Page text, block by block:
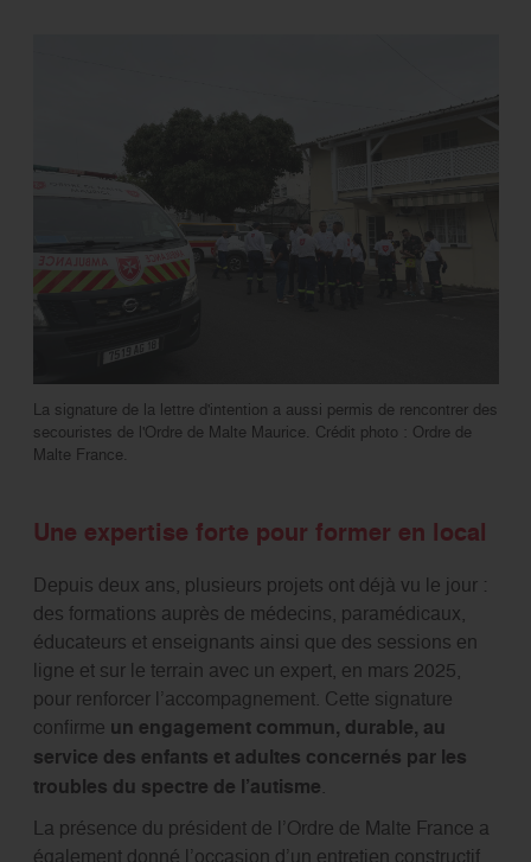
La signature de la lettre d'intention a aussi permis de rencontrer des
secouristes de l'Ordre de Malte Maurice. Crédit photo : Ordre de
Malte France.
Une expertise forte pour former en local
Depuis deux ans, plusieurs projets ont déjà vu le jour :
des formations auprès de médecins, paramédicaux,
éducateurs et enseignants ainsi que des sessions en
ligne et sur le terrain avec un expert, en mars 2025,
pour renforcer l’accompagnement. Cette signature
confirme un engagement commun, durable, au
service des enfants et adultes concernés par les
troubles du spectre de l’autisme.
La présence du président de l’Ordre de Malte France a
également donné l’occasion d’un entretien constructif